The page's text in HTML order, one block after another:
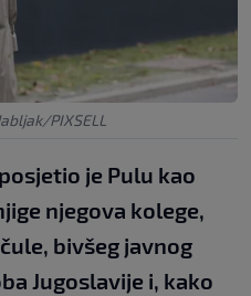
PIXSELL
je Pulu kao
njegova kolege,
bivšeg javnog
Jugoslavije i, kako